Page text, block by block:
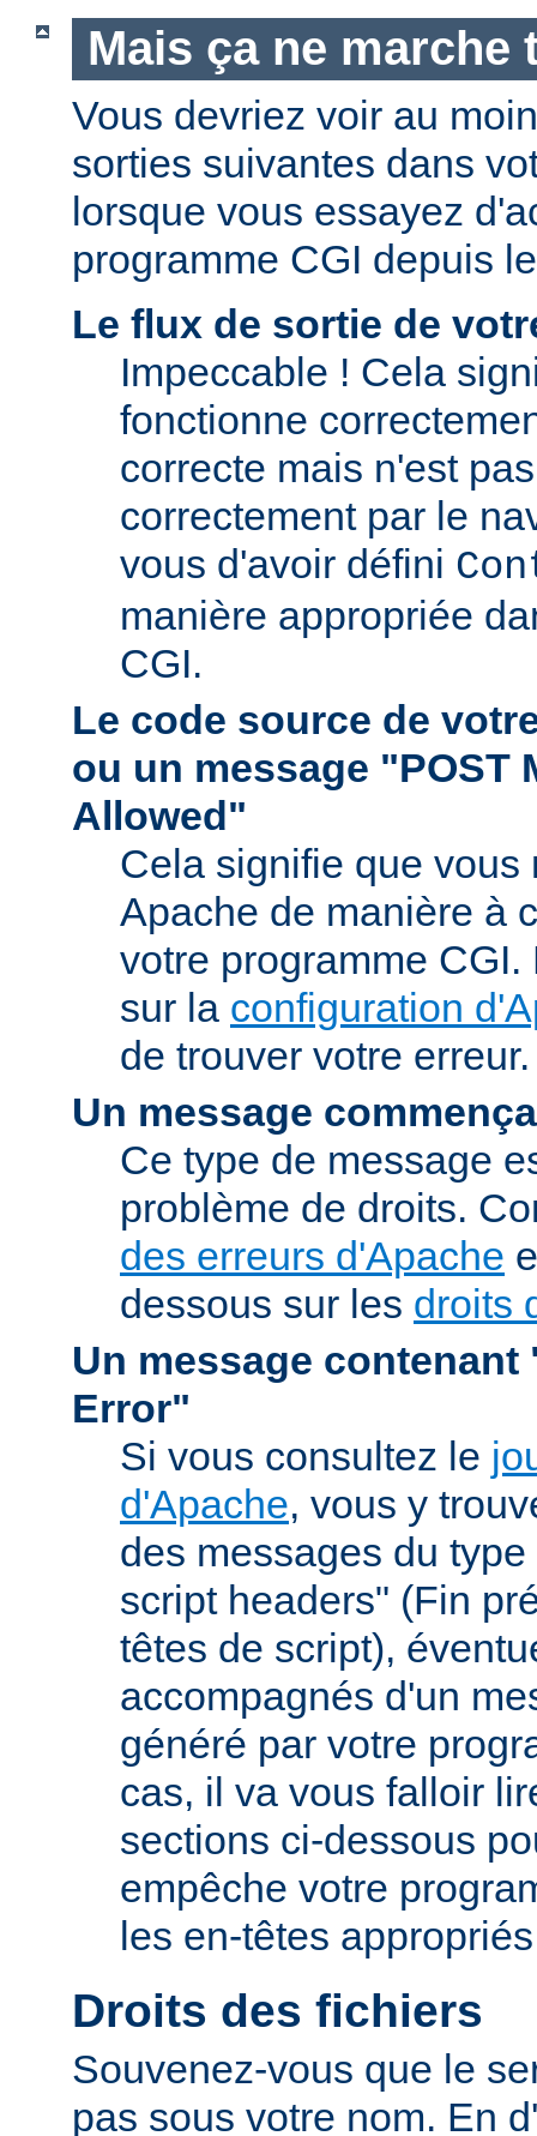
Mais ça ne marche
Vous devriez voir au
sorties suivantes dans
lorsque vous essayez
programme CGI depuis
Le flux de sortie de
Impeccable ! Cela
fonctionne
correcte mais n'est
correctement par le
vous d'avoir défini
manière appropriée
CGI.
Le code source de
ou un message "POST
Allowed"
Cela signifie que vous
Apache de manière à
votre programme
sur la configuration
de trouver votre erreur.
Un message
Ce type de message
problème de droits.
des erreurs d'Apache
dessous sur les droits
Un message contenant
Error"
Si vous consultez le
d'Apache, vous y
des messages du
script headers" (Fin
têtes de script),
accompagnés d'un
généré par votre
cas, il va vous falloir
sections ci-dessous
empêche votre
les en-têtes
Droits des fichiers
Souvenez-vous que le
pas sous votre nom. En